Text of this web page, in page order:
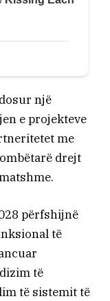
një
e projekteve
me
drejt
përfshijnë
të
të
të sistemit të